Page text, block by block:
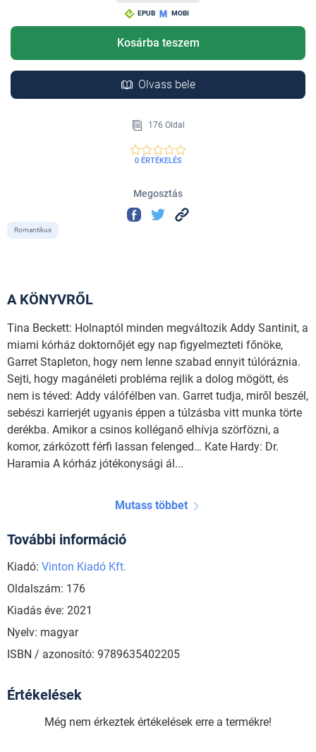
EPUB MOBI
Kosárba teszem
Olvass bele
176 Oldal
0 ÉRTÉKELÉS
Megosztás
Romantikus
A KÖNYVRŐL
Tina Beckett: Holnaptól minden megváltozik Addy Santinit, a
miami kórház doktornőjét egy nap figyelmezteti főnöke,
Garret Stapleton, hogy nem lenne szabad ennyit túlóráznia.
Sejti, hogy magánéleti probléma rejlik a dolog mögött, és
nem is téved: Addy válófélben van. Garret tudja, miről beszél,
sebészi karrierjét ugyanis éppen a túlzásba vitt munka törte
derékba. Amikor a csinos kolléganő elhívja szörfözni, a
komor, zárkózott férfi lassan felenged… Kate Hardy: Dr.
Haramia A kórház jótékonysági ál...
Mutass többet
További információ
Kiadó: Vinton Kiadó Kft.
Oldalszám: 176
Kiadás éve: 2021
Nyelv: magyar
ISBN / azonosító: 9789635402205
Értékelések
Még nem érkeztek értékelések erre a termékre!